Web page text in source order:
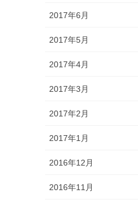
2017年6月
2017年5月
2017年4月
2017年3月
2017年2月
2017年1月
2016年12月
2016年11月